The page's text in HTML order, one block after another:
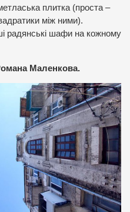
плитка (проста –
між ними).
радянські шафи на кожному
Маленкова.